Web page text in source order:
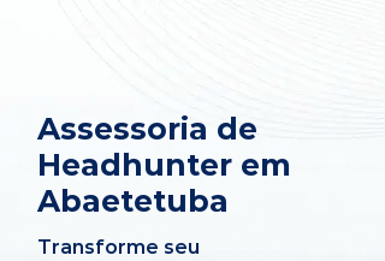
Assessoria de
Headhunter em
Abaetetuba
Transforme seu